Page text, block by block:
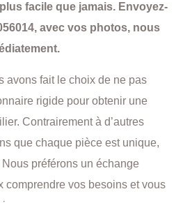
facile que jamais. Envoyez-
avec vos photos, nous
avons fait le choix de ne pas
rigide pour obtenir une
Contrairement à d’autres
que chaque pièce est unique,
préférons un échange
comprendre vos besoins et vous